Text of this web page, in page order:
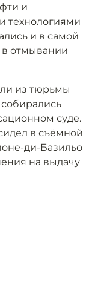
и
технологиями
и в самой
в отмывании
из тюрьмы
суде.
в съёмной
ди-Базильо
на выдачу